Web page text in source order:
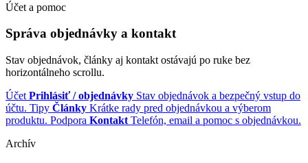
Účet a pomoc
Správa objednávky a kontakt
Stav objednávok, články aj kontakt ostávajú po ruke bez
horizontálneho scrollu.
Účet Prihlásiť / objednávky Stav objednávok a bezpečný vstup do
účtu. Tipy Články Krátke rady pred objednávkou a výberom
produktu. Podpora Kontakt Telefón, email a pomoc s objednávkou.
Archív